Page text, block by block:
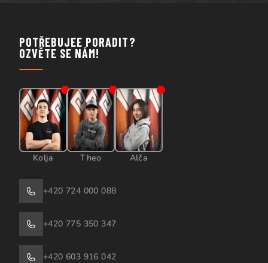
POTŘEBUJEE PORADIT?
OZVĚTE SE NÁM!
Kolja Theo Alča
+420 724 000 088
+420 775 350 347
+420 603 916 042